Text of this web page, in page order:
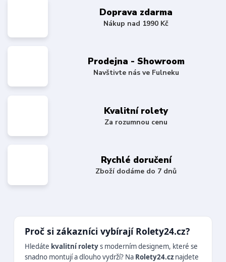
Doprava zdarma
Nákup nad 1990 Kč
Prodejna - Showroom
Navštivte nás ve Fulneku
Kvalitní rolety
Za rozumnou cenu
Rychlé doručení
Zboží dodáme do 7 dnů
Proč si zákazníci vybírají Rolety24.cz?
Hledáte kvalitní roletys moderním designem, které se
snadno montují a dlouho vydrží? Na Rolety24.cz najdete